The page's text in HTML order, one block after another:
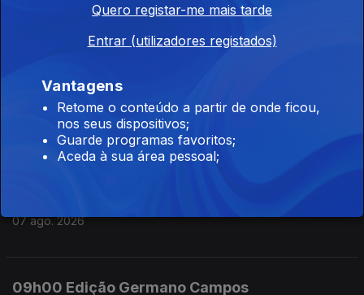
12h00 Edição Susana Lemos
11h00 Edição Susana Lemos
07 ago. 2026
07 ago. 2026
09h00 Edição Germano Campos
Quero registar-me mais tarde
Entrar (utilizadores registados)
Vantagens
Retome o conteúdo a partir de onde ficou,
nos seus dispositivos;
Guarde programas favoritos;
Aceda à sua área pessoal;